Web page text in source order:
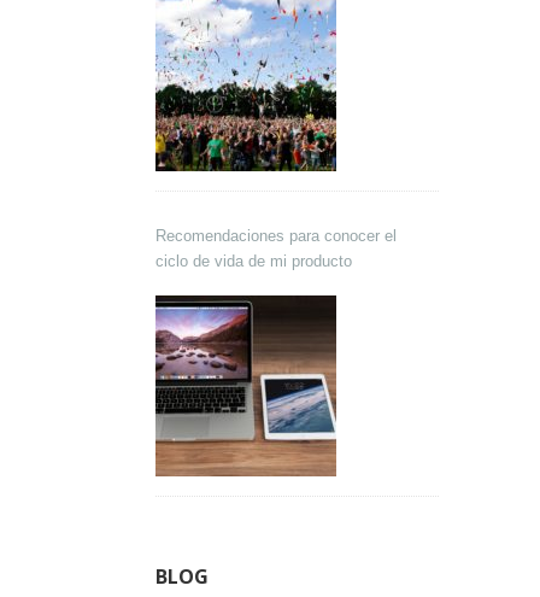
Recomendaciones para conocer el
ciclo de vida de mi producto
BLOG